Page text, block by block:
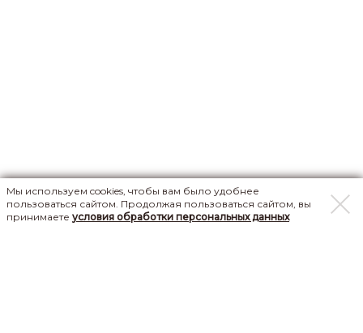
Мы используем cookies, чтобы вам было удобнее
пользоваться сайтом. Продолжая пользоваться сайтом, вы
принимаете условия обработки персональных данных